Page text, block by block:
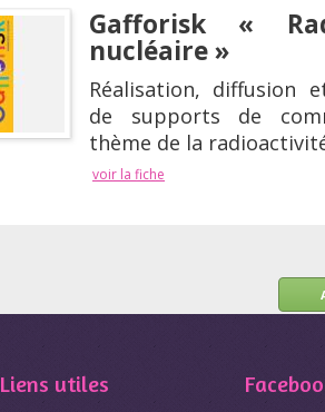
Gafforisk «
nucléaire »
Réalisation, diffusion
de supports de
thème de la
voir la fiche
Liens utiles